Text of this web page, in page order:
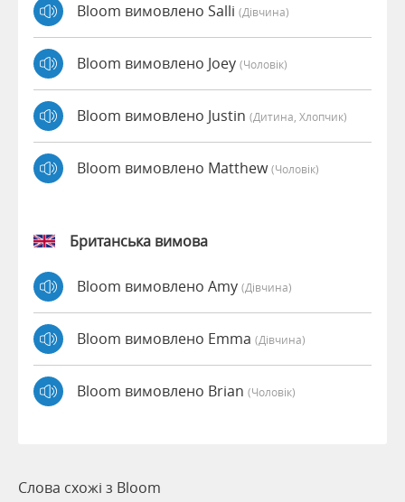
Bloom вимовлено Salli (дівчина)
Bloom вимовлено Joey (чоловік)
Bloom вимовлено Justin (дитина, Хлопчик)
Bloom вимовлено Matthew(чоловік)
Британська вимова
Bloom вимовлено Amy (дівчина)
Bloom вимовлено Emma (дівчина)
Bloom вимовлено Brian (чоловік)
Слова схожі з Bloom